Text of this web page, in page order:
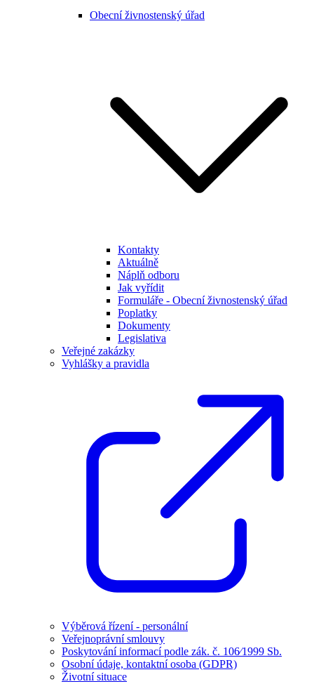
Obecní živnostenský úřad
Kontakty
Aktuálně
Náplň odboru
Jak vyřídit
Formuláře - Obecní živnostenský úřad
Poplatky
Dokumenty
Legislativa
Veřejné zakázky
Vyhlášky a pravidla
Výběrová řízení - personální
Veřejnoprávní smlouvy
Poskytování informací podle zák. č. 106⁄1999 Sb.
Osobní údaje, kontaktní osoba (GDPR)
Životní situace